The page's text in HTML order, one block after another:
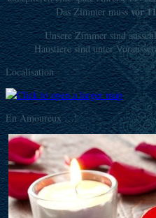
Das Zimmer mussvor
Unsere Zimmer sind
Haustiere sind unter
Localisation
En Amoureux …!